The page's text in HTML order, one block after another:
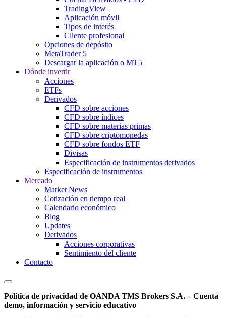
TradingView
Aplicación móvil
Tipos de interés
Cliente profesional
Opciones de depósito
MetaTrader 5
Descargar la aplicación o MT5
Dónde invertir
Acciones
ETFs
Derivados
CFD sobre acciones
CFD sobre índices
CFD sobre materias primas
CFD sobre criptomonedas
CFD sobre fondos ETF
Divisas
Especificación de instrumentos derivados
Especificación de instrumentos
Mercado
Market News
Cotización en tiempo real
Calendario económico
Blog
Updates
Derivados
Acciones corporativas
Sentimiento del cliente
Contacto
Política de privacidad de OANDA TMS Brokers S.A. – Cuenta
demo, información y servicio educativo